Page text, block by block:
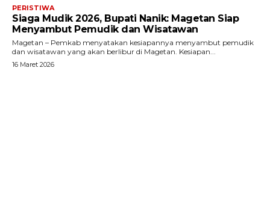
PERISTIWA
Siaga Mudik 2026, Bupati Nanik: Magetan Siap
Menyambut Pemudik dan Wisatawan
Magetan – Pemkab menyatakan kesiapannya menyambut pemudik
dan wisatawan yang akan berlibur di Magetan. Kesiapan...
16 Maret 2026